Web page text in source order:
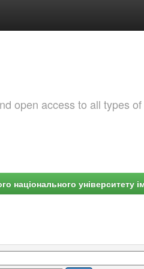
open access to all types
національного університету